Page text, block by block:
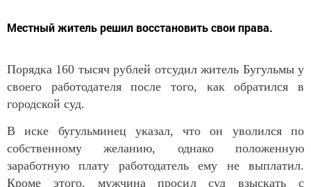
Местный житель решил восстановить свои права.
Порядка 160 тысяч рублей отсудил житель Бугульмы у
своего работодателя после того, как обратился в
городской суд.
В иске бугульминец указал, что он уволился по
собственному желанию, однако положенную
заработную плату работодатель ему не выплатил.
Кроме этого, мужчина просил суд взыскать с